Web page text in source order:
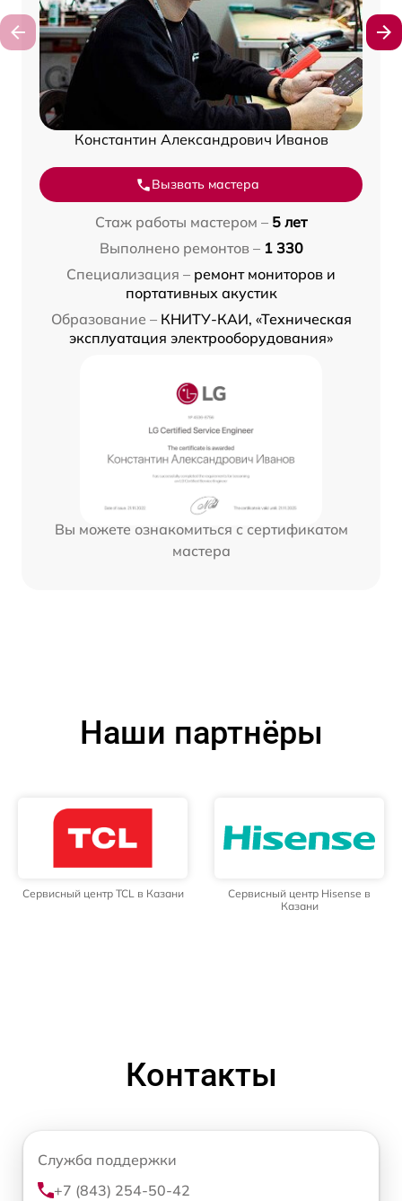
Константин Александрович Иванов
Вызвать мастера
Стаж работы мастером – 5 лет
Выполнено ремонтов – 1 330
Специализация – ремонт мониторов и
портативных акустик
Образование – КНИТУ-КАИ, «Техническая
эксплуатация электрооборудования»
Вы можете ознакомиться с сертификатом
мастера
Наши партнёры
Сервисный центр TCL в Казани
Сервисный центр Hisense в
Казани
Контакты
Служба поддержки
+7 (843) 254-50-42